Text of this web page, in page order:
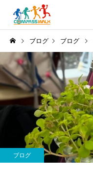
ブログ ブログ
ブログ